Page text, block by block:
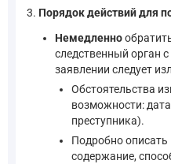
Порядок действий для
Немедленно
следственный орган с
заявлении следует
Обстоятельства
возможности:
преступника).
Подробно описать
содержание,